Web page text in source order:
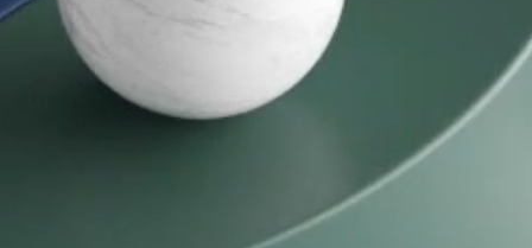
Automatisch aanmaken van nieuwe leads